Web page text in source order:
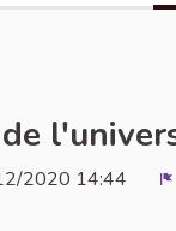
2020 14:44